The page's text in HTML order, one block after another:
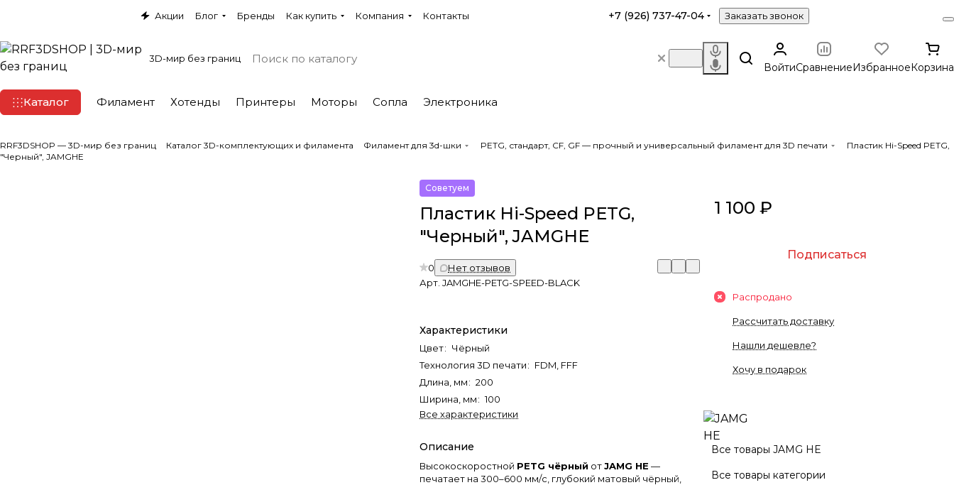
Акции Блог Бренды Как купить Компания Контакты +7 (926) 737-47-04 Заказать звонок
3D-мир без границ
ВойтиСравнениеИзбранноеКорзина
Каталог Филамент Хотенды Принтеры Моторы Сопла Электроника
RRF3DSHOP — 3D-мир без границ Каталог 3D-комплектующих и филамента Филамент для 3d-шки PETG, стандарт, CF, GF — прочный и универсальный филамент для 3D печати
Пластик Hi-Speed PETG,
"Черный", JAMGHE
Советуем
Пластик Hi-Speed PETG,
"Черный", JAMGHE
0
Нет отзывов
Арт.JAMGHE-PETG-SPEED-BLACK
Характеристики
Цвет: Чёрный
Технология 3D печати: FDM, FFF
Длина, мм: 200
Ширина, мм: 100
Все характеристики
Описание
Высокоскоростной PETG чёрный отJAMG HE —
печатает на 300–600 мм/с, глубокий матовый чёрный,
1 100 ₽
Подписаться
Распродано
Рассчитать доставку
Нашли дешевле?
Хочу в подарок
Все товары JAMG HE
Все товары категории